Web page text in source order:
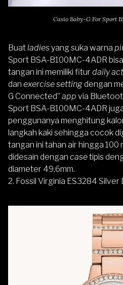
Casio Baby-G For Sport
Buatladiesyang suka warna
Sport BSA-B100MC-4ADR
tangan ini memiliki fitur daily
dan exercise settingdengan
G Connected” app via
Sport BSA-B100MC-4ADR
penggunanya menghitung
langkah kaki sehingga cocok
tangan ini tahan air hingga 100
didesain dengan casetipis
diameter 49,6mm.
2. Fossil Virginia ES3284 Silver